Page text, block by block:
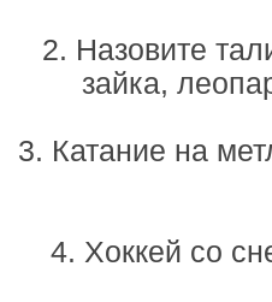
2. Назовите
зайка,
3. Катание на
4. Хоккей со